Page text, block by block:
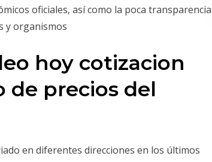
oficiales, así como la poca transparencia
y organismos
hoy cotizacion
de precios del
en diferentes direcciones en los últimos